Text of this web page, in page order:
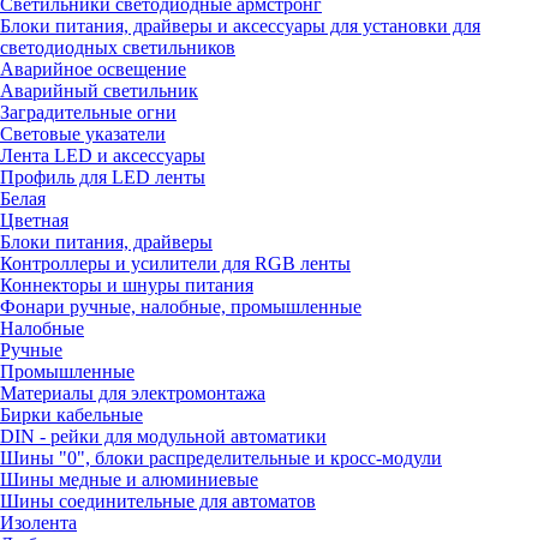
Светильники светодиодные армстронг
Блоки питания, драйверы и аксессуары для установки для
светодиодных светильников
Аварийное освещение
Аварийный светильник
Заградительные огни
Световые указатели
Лента LED и аксессуары
Профиль для LED ленты
Белая
Цветная
Блоки питания, драйверы
Контроллеры и усилители для RGB ленты
Коннекторы и шнуры питания
Фонари ручные, налобные, промышленные
Налобные
Ручные
Промышленные
Материалы для электромонтажа
Бирки кабельные
DIN - рейки для модульной автоматики
Шины "0", блоки распределительные и кросс-модули
Шины медные и алюминиевые
Шины соединительные для автоматов
Изолента